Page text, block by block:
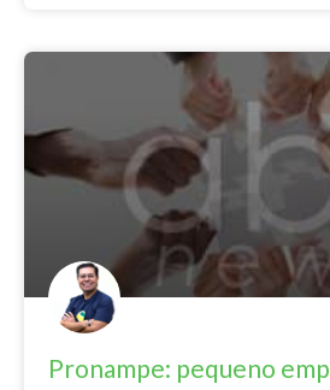
Pronampe: pequeno